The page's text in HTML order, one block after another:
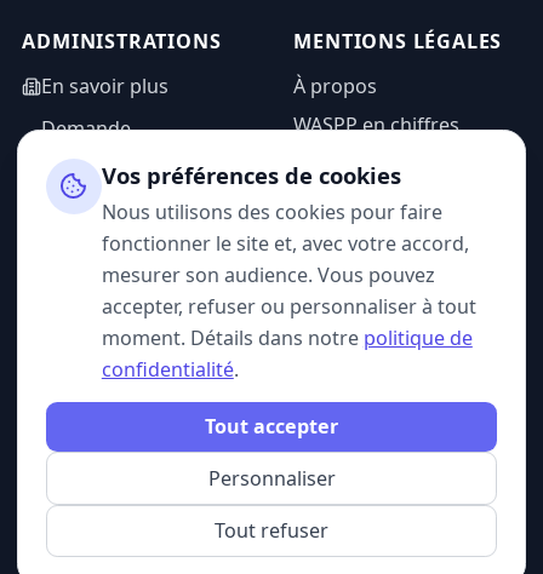
ADMINISTRATIONS
En savoir plus
Demande
d'information
Espace admin
MENTIONS LÉGALES
À propos
WASPP en chiffres
Mentions légales
Politique de
confidentialité
CGU
SUIVEZ-NOUS
© 2026 WASPP. Tous droits réservés.
Gérer mes cookies
Belgique · France
Vos préférences de cookies
Nous utilisons des cookies pour faire
fonctionner le site et, avec votre accord,
mesurer son audience. Vous pouvez
accepter, refuser ou personnaliser à tout
moment. Détails dans notre politique de
confidentialité.
Tout refuser
Personnaliser
Tout accepter